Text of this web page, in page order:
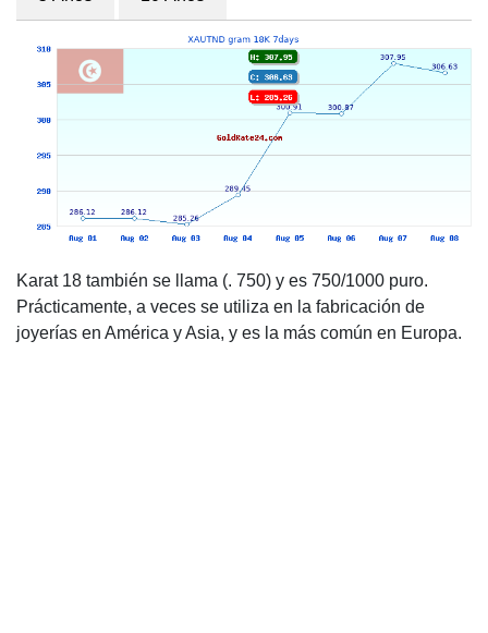
Karat 18 también se llama (. 750) y es 750/1000 puro.
Prácticamente, a veces se utiliza en la fabricación de
joyerías en América y Asia, y es la más común en Europa.